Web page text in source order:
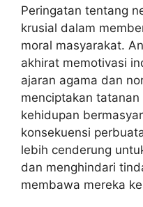
Peringatan tentang
krusial dalam
moral masyarakat.
akhirat memotivasi
ajaran agama dan
menciptakan
kehidupan
konsekuensi
lebih cenderung
dan menghindari
membawa mereka